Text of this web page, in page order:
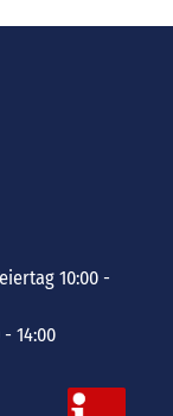
10:00 -
14:00